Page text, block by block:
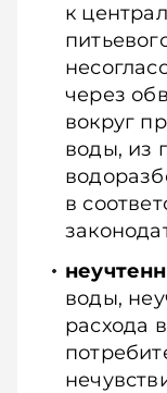
к
через
вокруг
воды, из
в
воды,
расхода